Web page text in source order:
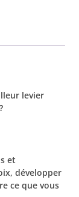
levier
et
développer
ce que vous